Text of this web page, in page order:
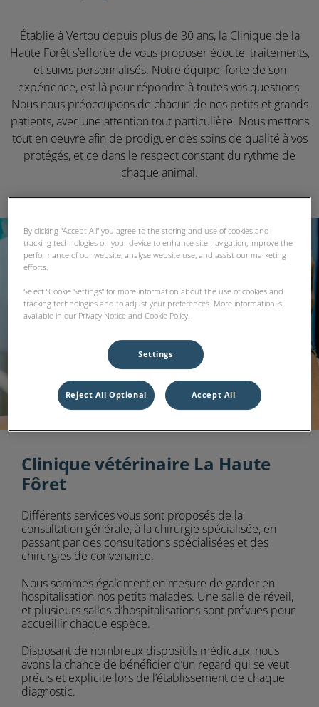
Établie à Vertou depuis plus de 30 ans, la Clinique de la
Haute Forêt s’efforce de vous proposer écoute, traitements,
et suivis personnalisés. Notre équipe, forte de son
expérience, est là pour répondre à toutes vos questions.
Nous nous préoccupons de chacun de nos petits et grands
patients, avec une attention tout particulière. Nous mettons
tout en oeuvre afin de prodiguer des soins de qualité à vos
protégés, et ce dans le respect constant du rythme de
chaque animal.
Clinique vétérinaire La Haute
Fôret
Différents services vous sont proposés de la
consultation générale, à la chirurgie spécialisée, en
passant par des consultations spécialisées et des
chirurgies de convenance.
Nous sommes également en mesure de garder en
hospitalisation nos petits malades. Une salle de réveil,
et plusieurs salles d’hospitalisations sont prévues pour
accueillir chaque espèce.
Disposant de nombreux dispositifs médicaux, nous
avons la chance de bénéficier d’un regard qui se veut
précis et explicite lors de l’établissement de chaque
diagnostic.
By clicking “Accept All” you agree to the storing and use of cookies and
tracking technologies on your device to enhance site navigation, improve the
performance of our website, analyse website use, and assist our marketing
efforts.
Select “Cookie Settings” for more information about the use of cookies and
tracking technologies and to adjust your preferences. More information is
available in our Privacy Notice and Cookie Policy.
Settings
Reject All Optional Accept All